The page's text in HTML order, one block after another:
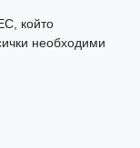
който
необходими